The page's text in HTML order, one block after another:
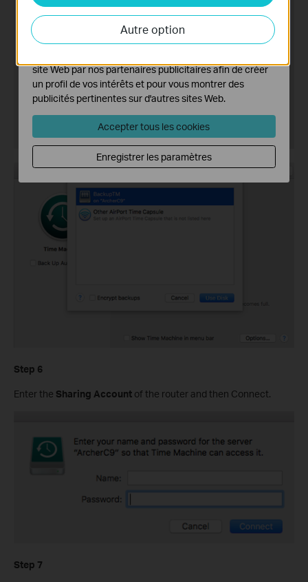
Step 6
Enter the Sharing Account of the router and then Connect.
Step 7
Autre option
Les cookies d'analyse nous permettent d'analyser vos
activités sur notre site Web pour améliorer et ajuster les
fonctionnalités de notre site Web.
site Web par nos partenaires publicitaires afin de créer
un profil de vos intérêts et pour vous montrer des
publicités pertinentes sur d'autres sites Web.
Accepter tous les cookies
Enregistrer les paramètres